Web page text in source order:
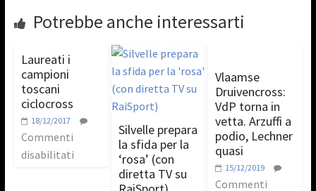
Potrebbe anche interessarti
Laureati i
campioni
toscani
ciclocross
18/12/2017
Commenti
disabilitati
Silvelle prepara
la sfida per la
‘rosa’ (con
diretta TV su
Vlaamse
Druivencross:
VdP torna in
vetta. Arzuffi a
podio, Lechner
quasi
15/12/2019
Commenti